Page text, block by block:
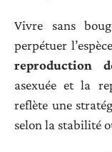
Vivre sans
perpétuer
reproduction
asexuée et la
reflète une
selon la stabilité